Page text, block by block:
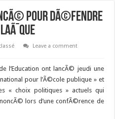
pour dÃ©fendre
Leave a comment
l’Education ont lancÃ© jeudi une
pour l’Ã©cole publique » et
« choix politiques » actuels qui
lors d’une confÃ©rence de